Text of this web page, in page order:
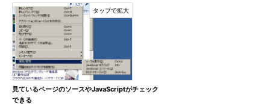
見ているページのソースやJavaScriptがチェック
できる